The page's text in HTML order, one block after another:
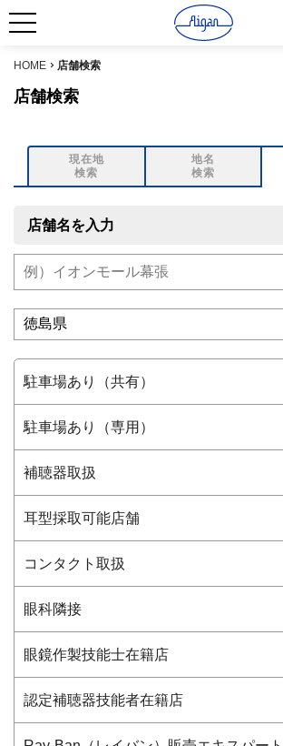
HOME 店舗検索
店舗検索
現在地
検索
地名
検索
店舗名を入力
駐車場あり（共有）
駐車場あり（専用）
補聴器取扱
耳型採取可能店舗
コンタクト取扱
眼科隣接
眼鏡作製技能士在籍店
認定補聴器技能者在籍店